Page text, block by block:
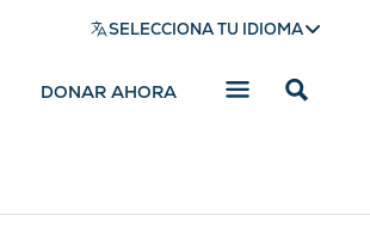
SELECCIONA TU IDIOMA
DONAR AHORA
Mostrar